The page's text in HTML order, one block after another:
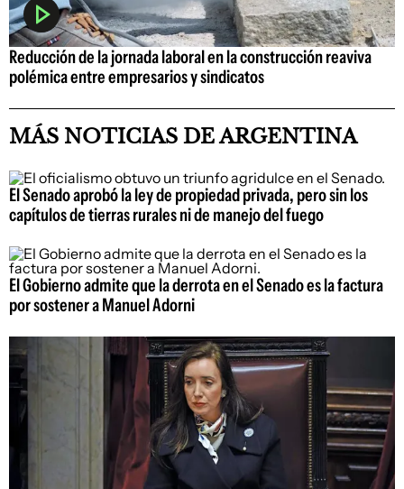
Reducción de la jornada laboral en la construcción reaviva
polémica entre empresarios y sindicatos
MÁS NOTICIAS DE ARGENTINA
El Senado aprobó la ley de propiedad privada, pero sin los
capítulos de tierras rurales ni de manejo del fuego
El Gobierno admite que la derrota en el Senado es la factura
por sostener a Manuel Adorni